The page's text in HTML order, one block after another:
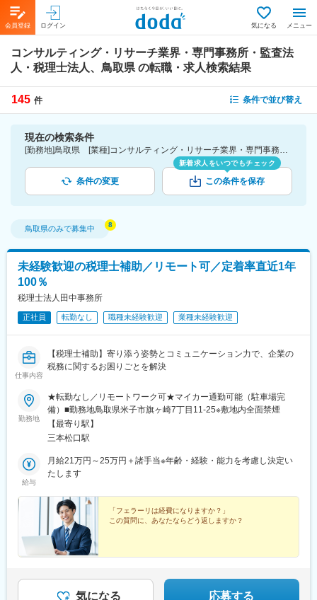
会員登録 ログイン 気になる メニュー
コンサルティング・リサーチ業界・専門事務所・監査法
人・税理士法人、鳥取県 の転職・求人検索結果
145 件 条件で並び替え
現在の検索条件
[勤務地]鳥取県 [業種]コンサルティング・リサーチ業界・専門事務所・監査法人・税理士法人
条件の変更
新着求人をいつでもチェック
この条件を保存
鳥取県のみで募集中
未経験歓迎の税理士補助／リモート可／定着率直近1年
100％
税理士法人田中事務所
正社員 転勤なし 職種未経験歓迎 業種未経験歓迎
仕事内容
【税理士補助】寄り添う姿勢とコミュニケーション力で、企業の
税務に関するお困りごとを解決
勤務地
★転勤なし／リモートワーク可★マイカー通勤可能（駐車場完
備）■勤務地鳥取県米子市旗ヶ崎7丁目11-25※敷地内全面禁煙
【最寄り駅】
三本松口駅
給与
月給21万円～25万円＋諸手当※年齢・経験・能力を考慮し決定い
たします
「フェラーリは経費になりますか？」
この質問に、あなたならどう返しますか？
気になる 応募する